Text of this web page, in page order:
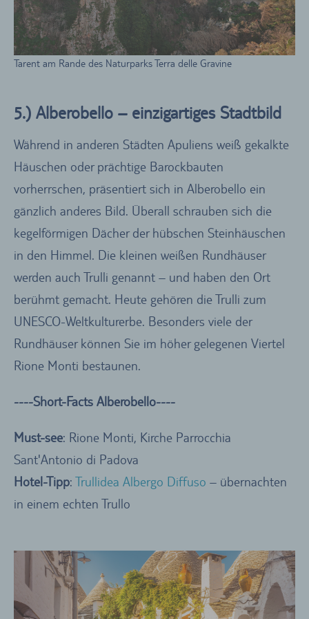
Tarent am Rande des Naturparks Terra delle Gravine
5.) Alberobello – einzigartiges Stadtbild
Während in anderen Städten Apuliens weiß gekalkte
Häuschen oder prächtige Barockbauten
vorherrschen, präsentiert sich in Alberobello ein
gänzlich anderes Bild. Überall schrauben sich die
kegelförmigen Dächer der hübschen Steinhäuschen
in den Himmel. Die kleinen weißen Rundhäuser
werden auch Trulli genannt – und haben den Ort
berühmt gemacht. Heute gehören die Trulli zum
UNESCO-Weltkulturerbe. Besonders viele der
Rundhäuser können Sie im höher gelegenen Viertel
Rione Monti bestaunen.
----Short-Facts Alberobello----
Must-see: Rione Monti, Kirche Parrocchia
Sant'Antonio di Padova
Hotel-Tipp: Trullidea Albergo Diffuso – übernachten
in einem echten Trullo